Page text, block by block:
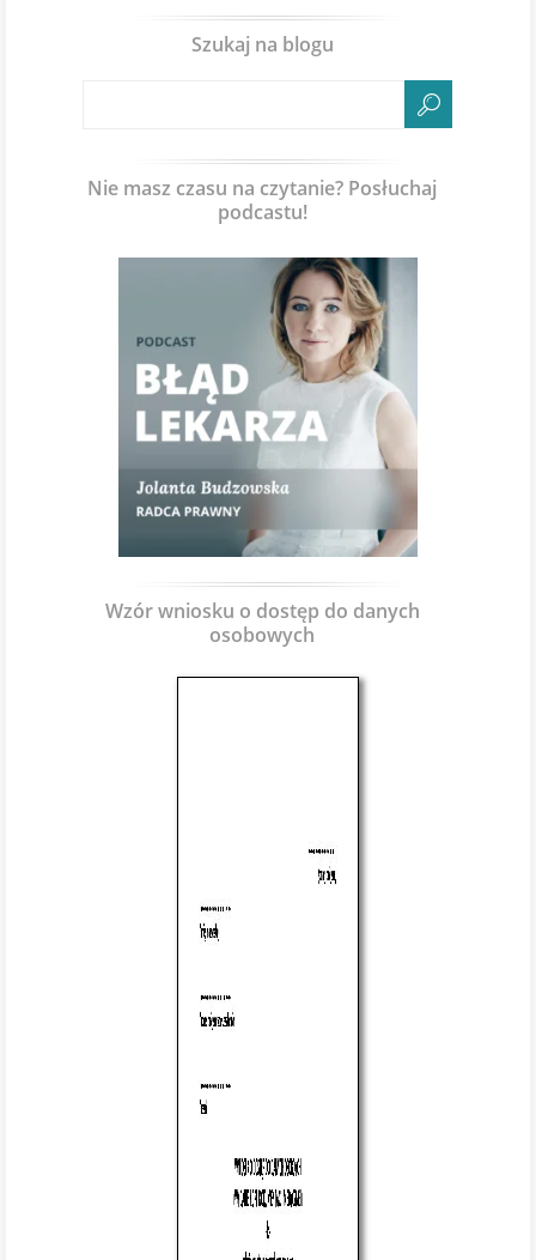
Szukaj na blogu
Nie masz czasu na czytanie? Posłuchaj
podcastu!
Wzór wniosku o dostęp do danych
osobowych